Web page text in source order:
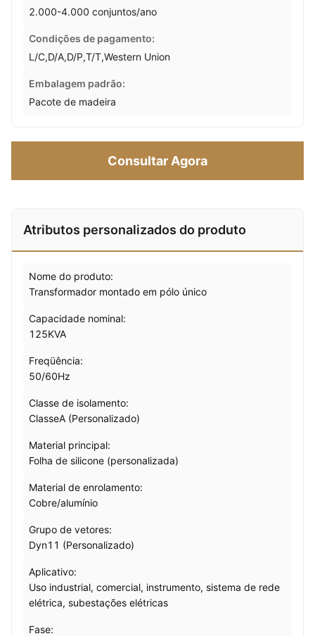
2.000-4.000 conjuntos/ano
Condições de pagamento:
L/C,D/A,D/P,T/T,Western Union
Embalagem padrão:
Pacote de madeira
Consultar Agora
Atributos personalizados do produto
Nome do produto:
Transformador montado em pólo único
Capacidade nominal:
125KVA
Freqüência:
50/60Hz
Classe de isolamento:
ClasseA (Personalizado)
Material principal:
Folha de silicone (personalizada)
Material de enrolamento:
Cobre/alumínio
Grupo de vetores:
Dyn11 (Personalizado)
Aplicativo:
Uso industrial, comercial, instrumento, sistema de rede
elétrica, subestações elétricas
Fase: